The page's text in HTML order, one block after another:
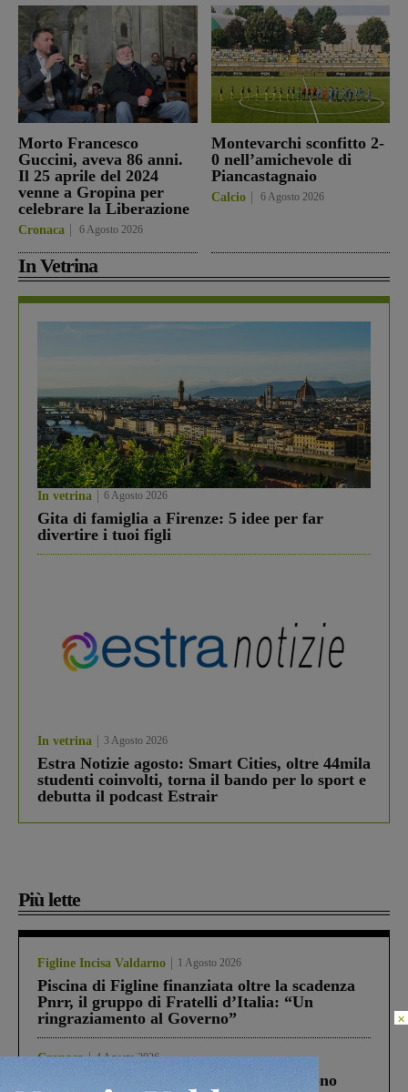
Morto Francesco
Guccini, aveva 86 anni.
Il 25 aprile del 2024
venne a Gropina per
celebrare la Liberazione
Cronaca 6 Agosto 2026
Montevarchi sconfitto 2-
0 nell’amichevole di
Piancastagnaio
Calcio 6 Agosto 2026
In Vetrina
In vetrina 6 Agosto 2026
Gita di famiglia a Firenze: 5 idee per far
divertire i tuoi figli
In vetrina 3 Agosto 2026
Estra Notizie agosto: Smart Cities, oltre 44mila
studenti coinvolti, torna il bando per lo sport e
debutta il podcast Estrair
Più lette
Figline Incisa Valdarno 1 Agosto 2026
Piscina di Figline finanziata oltre la scadenza
Pnrr, il gruppo di Fratelli d’Italia: “Un
ringraziamento al Governo”
Cronaca 4 Agosto 2026
Un anno fa la strage in A1 in cui morirono
×